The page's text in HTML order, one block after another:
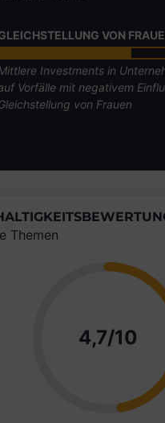
VON
Investments in
Vorfälle mit negativem
von Frauen
Themen
4,7/10